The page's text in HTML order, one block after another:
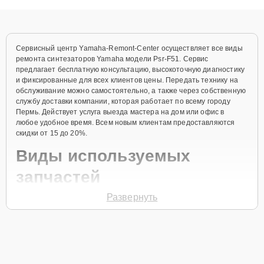
Сервисный центр Yamaha-Remont-Center осуществляет все виды
ремонта синтезаторов Yamaha модели Psr-F51. Сервис
предлагает бесплатную консультацию, высокоточную диагностику
и фиксированные для всех клиентов цены. Передать технику на
обслуживание можно самостоятельно, а также через собственную
службу доставки компании, которая работает по всему городу
Пермь. Действует услуга выезда мастера на дом или офис в
любое удобное время. Всем новым клиентам предоставляются
скидки от 15 до 20%.
Виды используемых
запчастей
Для ремонта синтезатора модели Psr-F51 предлагаются как
Развернуть